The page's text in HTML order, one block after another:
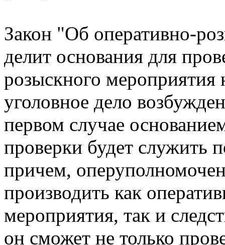
Закон "Об оперативно-
делит основания для
розыскного мероприятия
уголовное дело
первом случае
проверки будет служить
причем,
производить как
мероприятия, так и
он сможет не только